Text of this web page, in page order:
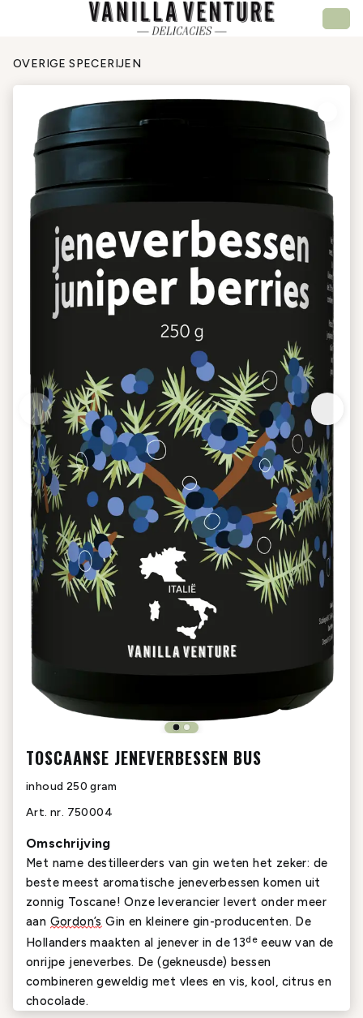
OVERIGE SPECERIJEN
TOSCAANSE JENEVERBESSEN BUS
inhoud 250 gram
Art. nr. 750004
Omschrijving
Met name destilleerders van gin weten het zeker: de
beste meest aromatische jeneverbessen komen uit
zonnig Toscane!Onze leverancier levert onder meer
aan Gordon’s Gin en kleinere gin-producenten. De
Hollanders maakten al jenever in de 13de eeuw vande
onrijpe jeneverbes. De (gekneusde) bessen
combineren geweldig met vlees en vis, kool, citrus en
chocolade.